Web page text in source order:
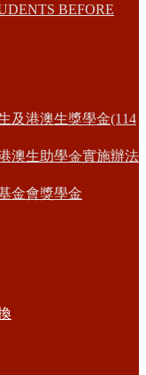
BEFORE
及港澳生獎學金(114
澳生助學金實施辦法
金會獎學金